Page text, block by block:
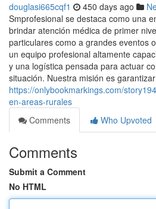
douglasi665cqf1 450 days ago
Smprofesional se destaca como una
brindar atención médica de primer
particulares como a grandes eventos
un equipo profesional altamente
y una logística pensada para actuar
situación. Nuestra misión es
https://onlybookmarkings.com/
en-areas-rurales
Comments
Who Upvoted
Comments
Submit a Comment
No HTML